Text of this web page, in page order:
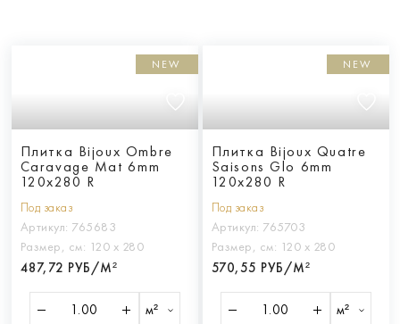
NEW
Плитка Bijoux Ombre
Caravage Mat 6mm
120x280 R
Под заказ
Артикул: 765683
Размер, см: 120 х 280
487,72 РУБ/М²
м²
NEW
Плитка Bijoux Quatre
Saisons Glo 6mm
120x280 R
Под заказ
Артикул: 765703
Размер, см: 120 х 280
570,55 РУБ/М²
м²